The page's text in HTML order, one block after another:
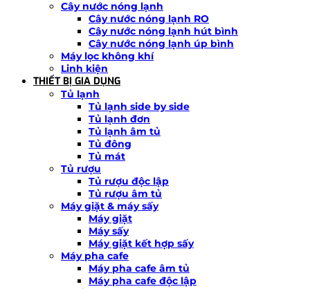
Cây nước nóng lạnh
Cây nước nóng lạnh RO
Cây nước nóng lạnh hút bình
Cây nước nóng lạnh úp bình
Máy lọc không khí
Linh kiện
THIẾT BỊ GIA DỤNG
Tủ lạnh
Tủ lạnh side by side
Tủ lạnh đơn
Tủ lạnh âm tủ
Tủ đông
Tủ mát
Tủ rượu
Tủ rượu độc lập
Tủ rượu âm tủ
Máy giặt & máy sấy
Máy giặt
Máy sấy
Máy giặt kết hợp sấy
Máy pha cafe
Máy pha cafe âm tủ
Máy pha cafe độc lập